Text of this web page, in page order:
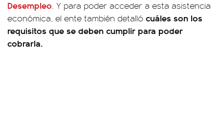
Desempleo. Y para poder acceder a esta asistencia
económica, el ente también detalló cuáles son los
requisitos que se deben cumplir para poder
cobrarla.